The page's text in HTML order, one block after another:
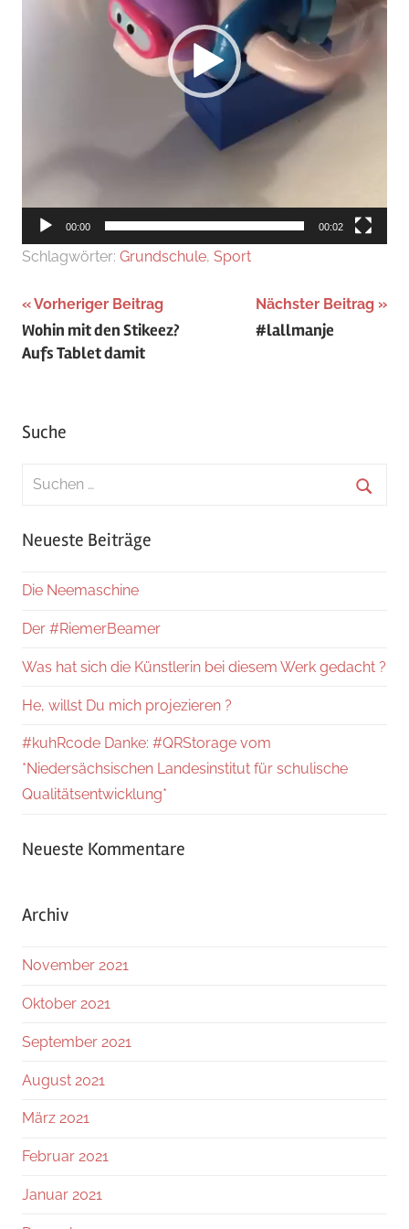
00:00 00:02
Schlagwörter: Grundschule, Sport
Beitragsnavigation
Vorheriger Beitrag
Wohin mit den Stikeez?
Aufs Tablet damit
Nächster Beitrag
#lallmanje
Suche
Suchen
Neueste Beiträge
Die Neemaschine
Der #RiemerBeamer
Was hat sich die Künstlerin bei diesem Werk gedacht ?
He, willst Du mich projezieren ?
#kuhRcode Danke: #QRStorage vom
*Niedersächsischen Landesinstitut für schulische
Qualitätsentwicklung*
Neueste Kommentare
Archiv
November 2021
Oktober 2021
September 2021
August 2021
März 2021
Februar 2021
Januar 2021